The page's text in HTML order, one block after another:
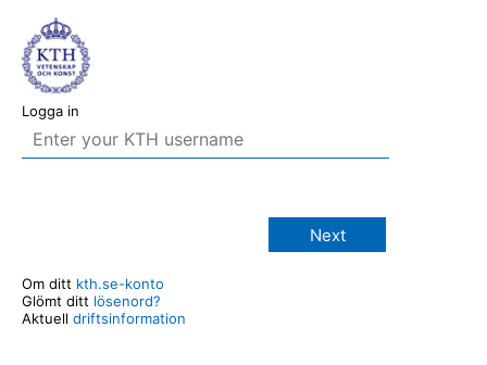
Logga in
Next
Om ditt kth.se-konto
Glömt ditt lösenord?
Aktuell driftsinformation